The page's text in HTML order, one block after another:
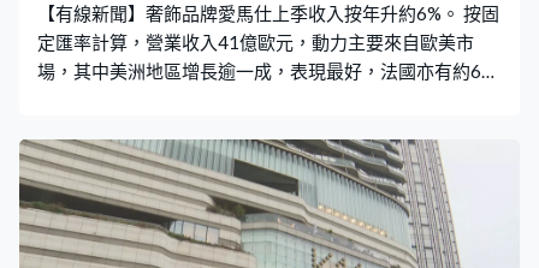
【有線新聞】奢飾品牌愛馬仕上季收入按年升約6%。 按固
定匯率計算，營業收入41億歐元，動力主要來自歐美市
場，其中美洲地區增長逾一成，表現最好，法國亦有約6%